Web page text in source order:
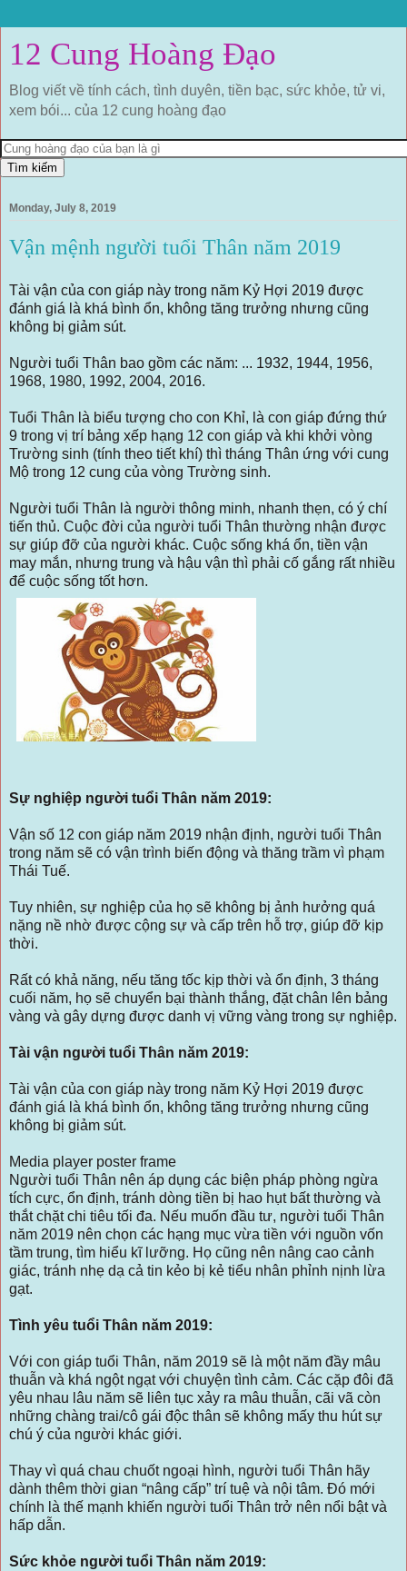
12 Cung Hoàng Đạo
Blog viết về tính cách, tình duyên, tiền bạc, sức khỏe, tử vi,
xem bói... của 12 cung hoàng đạo
Monday, July 8, 2019
Vận mệnh người tuổi Thân năm 2019
Tài vận của con giáp này trong năm Kỷ Hợi 2019 được
đánh giá là khá bình ổn, không tăng trưởng nhưng cũng
không bị giảm sút.
Người tuổi Thân bao gồm các năm: ... 1932, 1944, 1956,
1968, 1980, 1992, 2004, 2016.
Tuổi Thân là biểu tượng cho con Khỉ, là con giáp đứng thứ
9 trong vị trí bảng xếp hạng 12 con giáp và khi khởi vòng
Trường sinh (tính theo tiết khí) thì tháng Thân ứng với cung
Mộ trong 12 cung của vòng Trường sinh.
Người tuổi Thân là người thông minh, nhanh thẹn, có ý chí
tiến thủ. Cuộc đời của người tuổi Thân thường nhận được
sự giúp đỡ của người khác. Cuộc sống khá ổn, tiền vận
may mắn, nhưng trung và hậu vận thì phải cố gắng rất nhiều
để cuộc sống tốt hơn.
Sự nghiệp người tuổi Thân năm 2019:
Vận số 12 con giáp năm 2019 nhận định, người tuổi Thân
trong năm sẽ có vận trình biến động và thăng trầm vì phạm
Thái Tuế.
Tuy nhiên, sự nghiệp của họ sẽ không bị ảnh hưởng quá
nặng nề nhờ được cộng sự và cấp trên hỗ trợ, giúp đỡ kịp
thời.
Rất có khả năng, nếu tăng tốc kịp thời và ổn định, 3 tháng
cuối năm, họ sẽ chuyển bại thành thắng, đặt chân lên bảng
vàng và gây dựng được danh vị vững vàng trong sự nghiệp.
Tài vận người tuổi Thân năm 2019:
Tài vận của con giáp này trong năm Kỷ Hợi 2019 được
đánh giá là khá bình ổn, không tăng trưởng nhưng cũng
không bị giảm sút.
Media player poster frame
Người tuổi Thân nên áp dụng các biện pháp phòng ngừa
tích cực, ổn định, tránh dòng tiền bị hao hụt bất thường và
thắt chặt chi tiêu tối đa. Nếu muốn đầu tư, người tuổi Thân
năm 2019 nên chọn các hạng mục vừa tiền với nguồn vốn
tầm trung, tìm hiểu kĩ lưỡng. Họ cũng nên nâng cao cảnh
giác, tránh nhẹ dạ cả tin kẻo bị kẻ tiểu nhân phỉnh nịnh lừa
gạt.
Tình yêu tuổi Thân năm 2019:
Với con giáp tuổi Thân, năm 2019 sẽ là một năm đầy mâu
thuẫn và khá ngột ngạt với chuyện tình cảm. Các cặp đôi đã
yêu nhau lâu năm sẽ liên tục xảy ra mâu thuẫn, cãi vã còn
những chàng trai/cô gái độc thân sẽ không mấy thu hút sự
chú ý của người khác giới.
Thay vì quá chau chuốt ngoại hình, người tuổi Thân hãy
dành thêm thời gian “nâng cấp” trí tuệ và nội tâm. Đó mới
chính là thế mạnh khiến người tuổi Thân trở nên nổi bật và
hấp dẫn.
Sức khỏe người tuổi Thân năm 2019: